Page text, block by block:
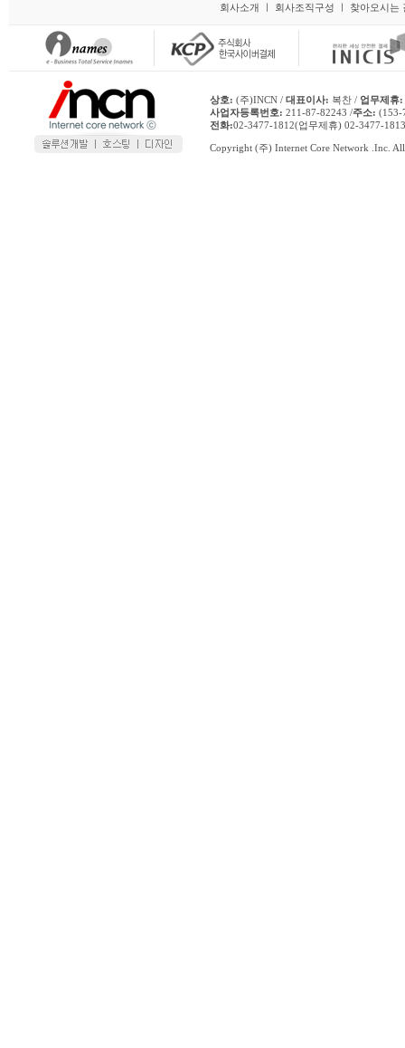
회사소개 회사조직구성 찾아오시는
상호: (주)INCN / 대표이사: 복찬 / 업무제휴:
사업자등록번호: 211-87-82243 /주소: (153-
전화:02-3477-1812(업무제휴) 02-3477-
Copyright (주) Internet Core Network .Inc.